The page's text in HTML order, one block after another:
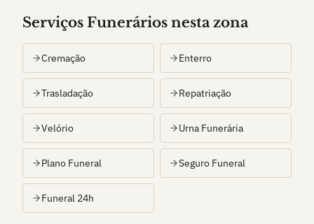
Serviços Funerários nesta zona
Cremação Enterro
Trasladação Repatriação
Velório Urna Funerária
Plano Funeral Seguro Funeral
Funeral 24h